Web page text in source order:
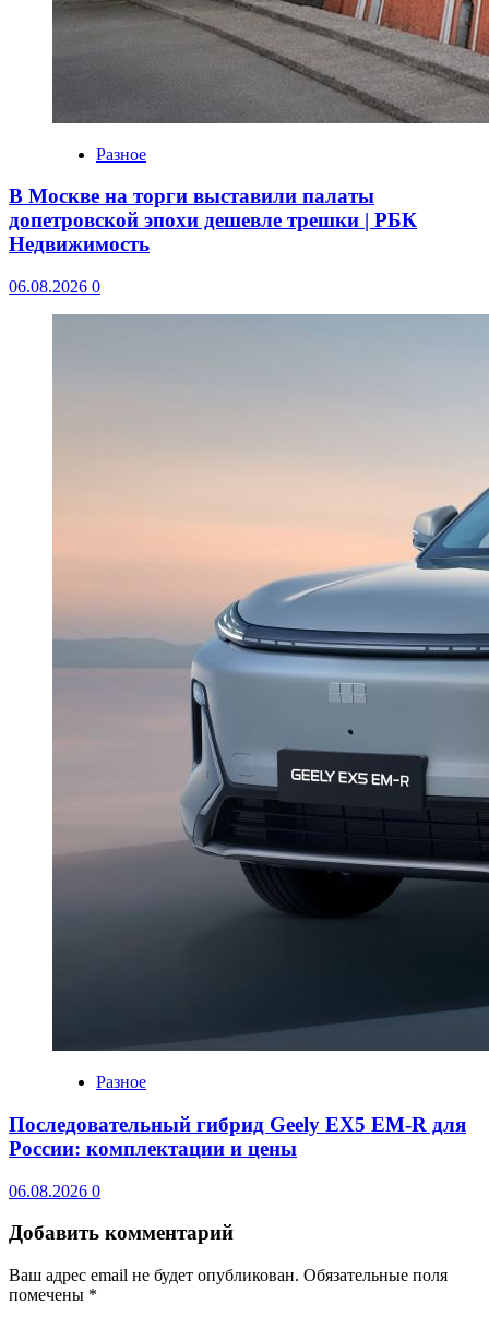
Разное
В Москве на торги выставили палаты
допетровской эпохи дешевле трешки | РБК
Недвижимость
06.08.2026 0
Разное
Последовательный гибрид Geely EX5 EM-R для
России: комплектации и цены
06.08.2026 0
Добавить комментарий
Ваш адрес email не будет опубликован. Обязательные поля
помечены *